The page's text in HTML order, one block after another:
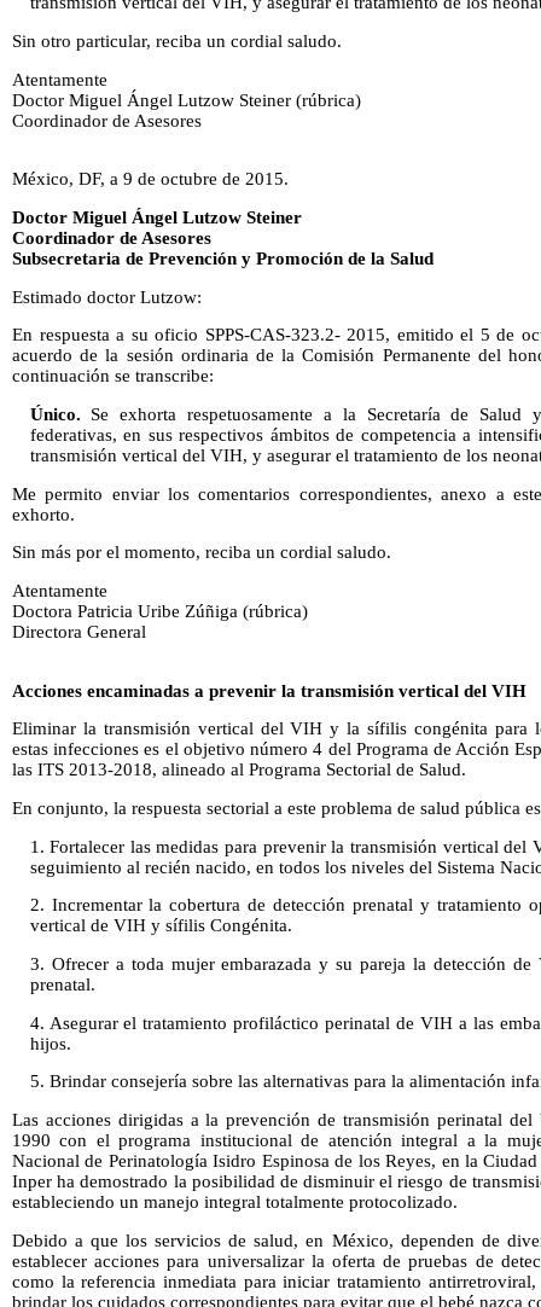
Sin otro particular, reciba un cordial saludo.
Atentamente
Doctor Miguel Ángel Lutzow Steiner (rúbrica)
Coordinador de Asesores
México, DF, a 9 de octubre de 2015.
Doctor Miguel Ángel Lutzow Steiner
Coordinador de Asesores
Subsecretaria de Prevención y Promoción de la Salud
Estimado doctor Lutzow:
En respuesta a su oficio SPPS-CAS-323.2- 2015, emitido el 5 de
acuerdo de la sesión ordinaria de la Comisión Permanente del
continuación se transcribe:
Único. Se exhorta respetuosamente a la Secretaría de
federativas, en sus respectivos ámbitos de competencia a
transmisión vertical del VIH, y asegurar el tratamiento de los
Me permito enviar los comentarios correspondientes, anexo a
exhorto.
Sin más por el momento, reciba un cordial saludo.
Atentamente
Doctora Patricia Uribe Zúñiga (rúbrica)
Directora General
Acciones encaminadas a prevenir la transmisión vertical del VIH
Eliminar la transmisión vertical del VIH y la sífilis congénita para
estas infecciones es el objetivo número 4 del Programa de Acción
las ITS 2013-2018, alineado al Programa Sectorial de Salud.
En conjunto, la respuesta sectorial a este problema de salud pública
1. Fortalecer las medidas para prevenir la transmisión vertical
seguimiento al recién nacido, en todos los niveles del Sistema
2. Incrementar la cobertura de detección prenatal y tratamiento
vertical de VIH y sífilis Congénita.
3. Ofrecer a toda mujer embarazada y su pareja la detección
prenatal.
4. Asegurar el tratamiento profiláctico perinatal de VIH a las
hijos.
5. Brindar consejería sobre las alternativas para la alimentación
Las acciones dirigidas a la prevención de transmisión perinatal
1990 con el programa institucional de atención integral a la
Nacional de Perinatología Isidro Espinosa de los Reyes, en la
Inper ha demostrado la posibilidad de disminuir el riesgo de
estableciendo un manejo integral totalmente protocolizado.
Debido a que los servicios de salud, en México, dependen de
establecer acciones para universalizar la oferta de pruebas de
como la referencia inmediata para iniciar tratamiento
brindar los cuidados correspondientes para evitar que el bebé nazca